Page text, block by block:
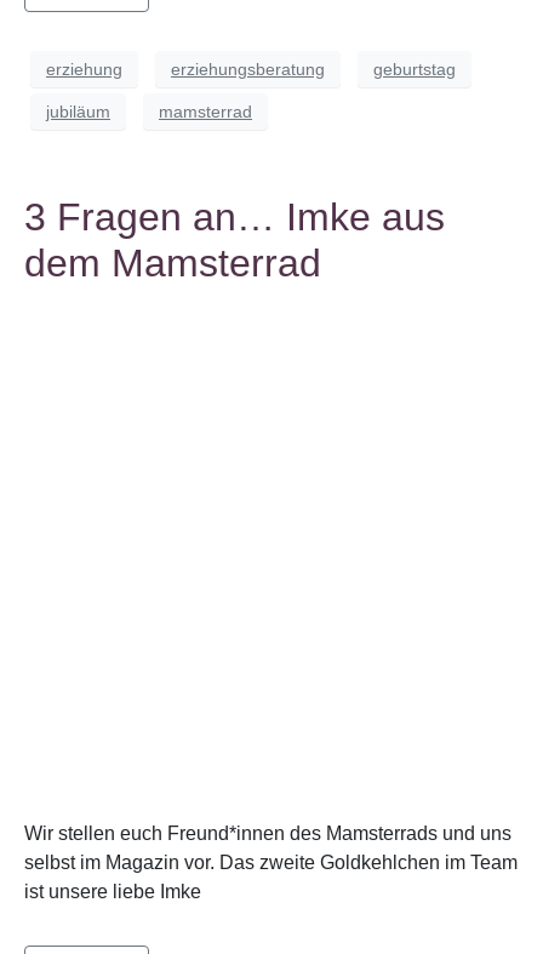
erziehung erziehungsberatung geburtstag
jubiläum mamsterrad
3 Fragen an… Imke aus
dem Mamsterrad
Wir stellen euch Freund*innen des Mamsterrads und uns
selbst im Magazin vor. Das zweite Goldkehlchen im Team
ist unsere liebe Imke